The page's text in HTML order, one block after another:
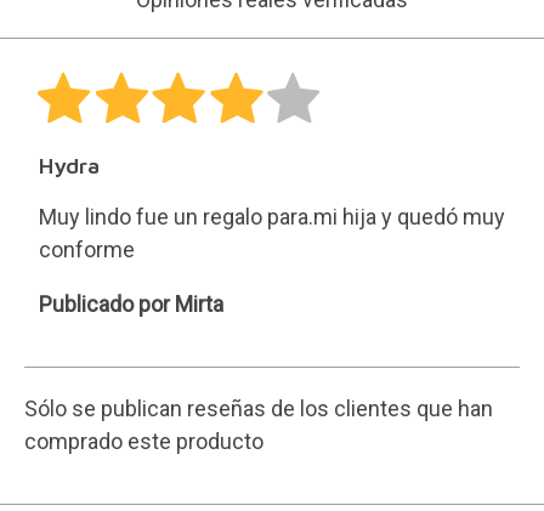
Hydra
Muy lindo fue un regalo para.mi hija y quedó muy
conforme
Mirta
Publicado por Mirta
Sólo se publican reseñas de los clientes que han
comprado este producto